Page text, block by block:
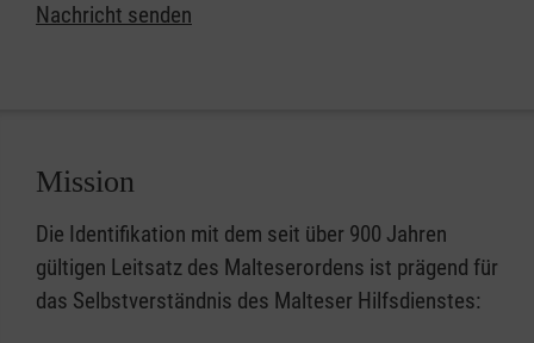
Nachricht senden
Mission
Die Identifikation mit dem seit über 900 Jahren
gültigen Leitsatz des Malteserordens ist prägend für
das Selbstverständnis des Malteser Hilfsdienstes: